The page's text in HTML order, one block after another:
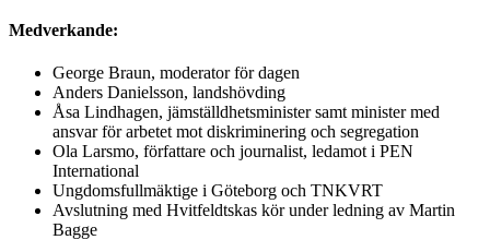
Medverkande:
George Braun, moderator för dagen
Anders Danielsson, landshövding
Åsa Lindhagen, jämställdhetsminister samt minister med
ansvar för arbetet mot diskriminering och segregation
Ola Larsmo, författare och journalist, ledamot i PEN
International
Ungdomsfullmäktige i Göteborg och TNKVRT
Avslutning med Hvitfeldtskas kör under ledning av Martin
Bagge